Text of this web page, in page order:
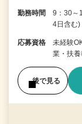
勤務時間
9：30～
4日含む
応募資格
未経験
業・扶養
後で見る